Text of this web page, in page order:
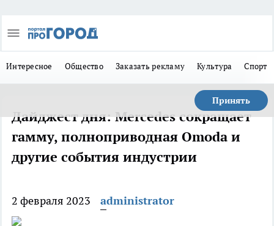
Интересное Общество Заказать рекламу Культура Спорт
Принять
Дайджест дня: Mercedes сокращает
гамму, полноприводная Omoda и
другие события индустрии
2 февраля 2023 administrator